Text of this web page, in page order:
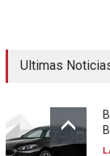
Ultimas